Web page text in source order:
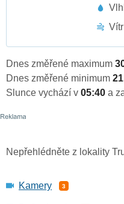
Dnes změřené maximum
Dnes změřené minimum
Slunce vychází v 05:40 a
Nepřehlédněte z lokality
Kamery 3